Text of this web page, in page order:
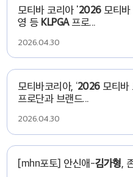
모티바 코리아 '2026모티바
영 등 KLPGA프로...
2026.04.30
모티바코리아, ‘2026모티바
프로단과 브랜드...
2026.04.30
[mhn포토] 안신애-김가형 ,